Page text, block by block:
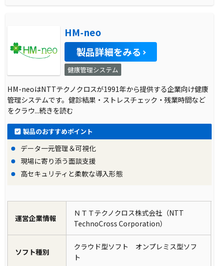
HM-neo
製品詳細をみる
健康管理システム
HM-neoはNTTテクノクロスが1991年から提供する企業向け健康
管理システムです。健診結果・ストレスチェック・残業時間など
をクラウ...続きを読む
製品のおすすめポイント
データ一元管理＆可視化
現場に寄り添う面談支援
高セキュリティと柔軟な導入形態
運営企業情報
ＮＴＴテクノクロス株式会社（NTT
TechnoCross Corporation）
ソフト種別
クラウド型ソフト オンプレミス型ソフ
ト